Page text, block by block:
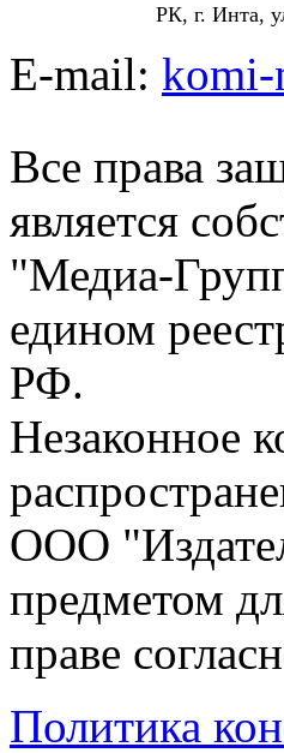
РК, г. Инта,
E-mail: komi-
Все права
является
"Медиа-
едином
РФ.
Незаконное
ООО
предметом
праве
Политика